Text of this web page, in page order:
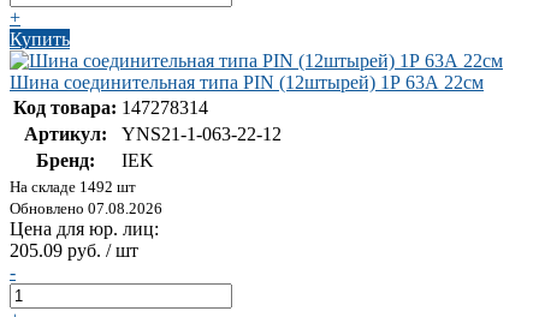
+
Купить
Шина соединительная типа PIN (12штырей) 1Р 63А 22см
Код товара: 147278314
Артикул:
YNS21-1-063-22-12
Бренд:
IEK
На складе 1492 шт
Обновлено 07.08.2026
Цена для юр. лиц:
205.09 руб. / шт
-